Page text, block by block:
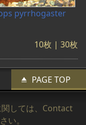
pyrrhogaster
10枚 | 30枚
PAGE TOP
しては、 Contact
い。